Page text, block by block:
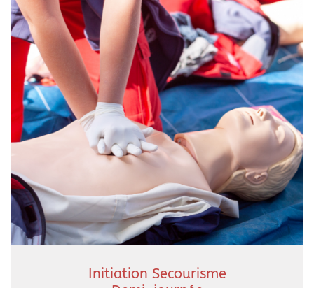
Initiation Secourisme